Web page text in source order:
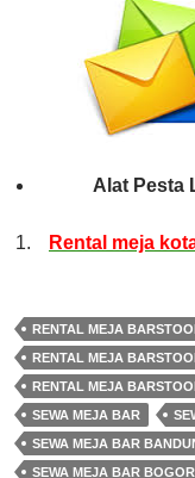
Alat Pesta
Rental meja
RENTAL MEJA
RENTAL MEJA
RENTAL MEJA
SEWA MEJA BAR
SEWA MEJA BAR
SEWA MEJA BAR BOGOR